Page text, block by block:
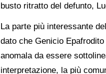
busto ritratto del defunto,
La parte più interessante
dato che Genicio
anomala da essere
interpretazione, la più